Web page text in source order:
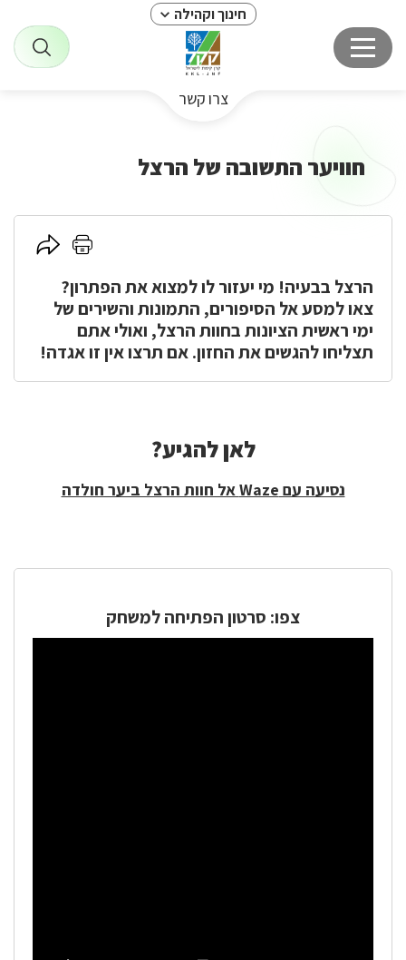
חינוך וקהילה
צרו קשר
חוויער התשובה של הרצל
לחץ
להדפסה
לחץ
לשיתוףהרצל בבעיה! מי יעזור לו למצוא את הפתרון?
צאו למסע אל הסיפורים, התמונות והשירים של
ימי ראשית הציונות בחוות הרצל, ואולי אתם
תצליחו להגשים את החזון. אם תרצו אין זו אגדה!
לאן
לאן להגיע?
נסיעה עם Waze אל חוות הרצל ביער חולדה
צפו: סרטון הפתיחה למשחק